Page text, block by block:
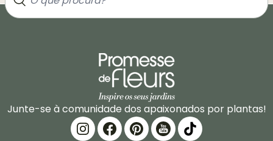
Junte-se à comunidade dos apaixonados por plantas!